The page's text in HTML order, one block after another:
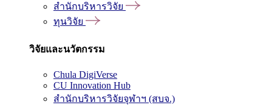
สำนักบริหารวิจัย
ทุนวิจัย
วิจัยและนวัตกรรม
Chula DigiVerse
CU Innovation Hub
สำนักบริหารวิจัยจุฬาฯ (สบจ.)